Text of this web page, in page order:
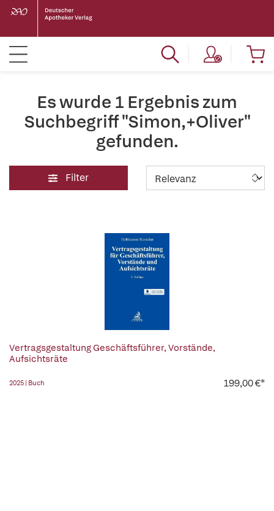
Es wurde 1 Ergebnis zum
Suchbegriff "Simon,+Oliver"
gefunden.
Filter
Vertragsgestaltung Geschäftsführer, Vorstände,
Aufsichtsräte
2025 | Buch 199,00 €*